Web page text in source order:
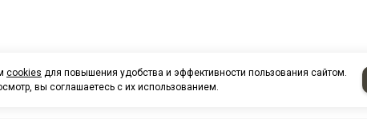
cookies для повышения удобства и эффективности пользования сайтом.
вы соглашаетесь с их использованием.